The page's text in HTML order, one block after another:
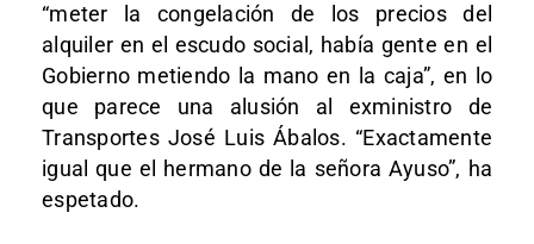
“meter la congelación de los precios del
alquiler en el escudo social, había gente en el
Gobierno metiendo la mano en la caja”, en lo
que parece una alusión al exministro de
Transportes José Luis Ábalos. “Exactamente
igual que el hermano de la señora Ayuso”, ha
espetado.